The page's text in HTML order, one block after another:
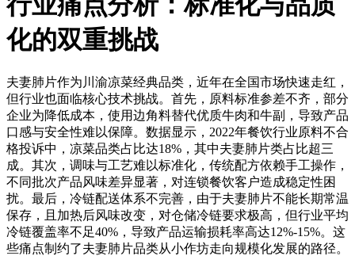
化的双重挑战
夫妻肺片作为川渝凉菜经典品类，近年在全国市场快速走红，
但行业也面临核心技术挑战。首先，原料标准参差不齐，部分
企业为降低成本，使用边角料替代优质牛肉和牛副，导致产品
口感与安全性难以保障。数据显示，2022年餐饮行业原料不合
格投诉中，凉菜品类占比达18%，其中夫妻肺片类占比超三
成。其次，调味与工艺难以标准化，传统配方依赖手工操作，
不同批次产品风味差异显著，对连锁餐饮客户造成稳定性困
扰。最后，冷链配送体系不完善，由于夫妻肺片不能长期常温
保存，且加热后风味改变，对仓储冷链要求极高，但行业平均
冷链覆盖率不足40%，导致产品运输损耗率高达12%-15%。这
些痛点制约了夫妻肺片品类从小作坊走向规模化发展的路径。